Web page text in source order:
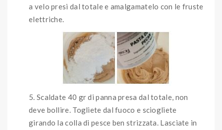
a velo presi dal totale e amalgamatelo con le fruste
elettriche.
Scaldate 40 gr di panna presa dal totale, non
deve bollire. Togliete dal fuoco e sciogliete
girando la colla di pesce ben strizzata. Lasciate in